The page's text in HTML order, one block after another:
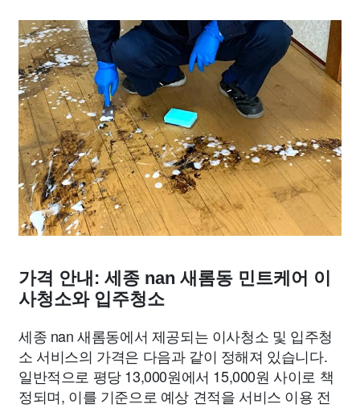
가격 안내: 세종 nan 새롬동 민트케어 이
사청소와 입주청소
세종 nan 새롬동에서 제공되는 이사청소 및 입주청
소 서비스의 가격은 다음과 같이 정해져 있습니다.
일반적으로 평당 13,000원에서 15,000원 사이로 책
정되며, 이를 기준으로 예상 견적을 서비스 이용 전